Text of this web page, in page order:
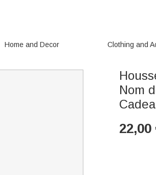
Home and Decor Clothing and
Nom
22,00